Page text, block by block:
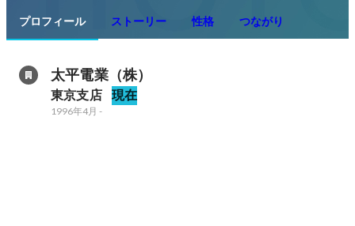
プロフィール ストーリー 性格 つながり
太平電業（株）
東京支店 現在
1996年4月 -